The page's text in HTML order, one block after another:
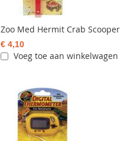
Zoo Med Hermit Crab Scooper
€ 4,10
Voeg toe aan winkelwagen